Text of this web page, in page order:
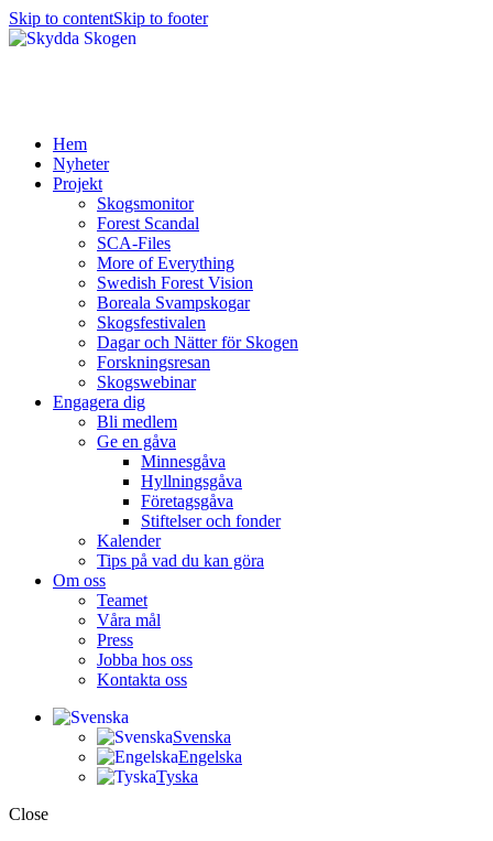
Skip to contentSkip to footer
Hem
Nyheter
Projekt
Skogsmonitor
Forest Scandal
SCA-Files
More of Everything
Swedish Forest Vision
Boreala Svampskogar
Skogsfestivalen
Dagar och Nätter för Skogen
Forskningsresan
Skogswebinar
Engagera dig
Bli medlem
Ge en gåva
Minnesgåva
Hyllningsgåva
Företagsgåva
Stiftelser och fonder
Kalender
Tips på vad du kan göra
Om oss
Teamet
Våra mål​
Press
Jobba hos oss
Kontakta oss
Svenska
Engelska
Tyska
Close